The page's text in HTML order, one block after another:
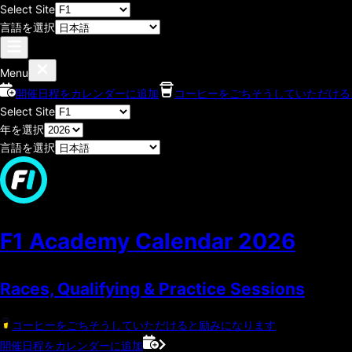
Select Site
言語を選択
Menu
開催日程をカレンダーに追加
コーヒーをごちそうしていただけ
Select Site
年を選択
言語を選択
F1 Academy Calendar 2026
Races, Qualifying & Practice Sessions
コーヒーをごちそうしていただけると励みになります
開催日程をカレンダーに追加